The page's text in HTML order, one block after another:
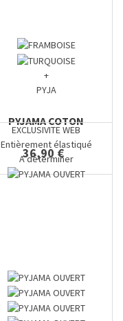
+
PYJA
PYJAMA COTON
36,90 €
EXCLUSIVITE WEB
Entièrement élastiqué
A déterminer